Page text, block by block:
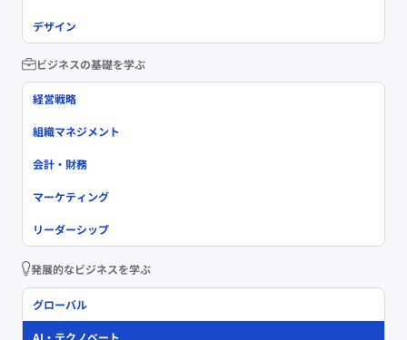
デザイン
ビジネスの基礎を学ぶ
経営戦略
組織マネジメント
会計・財務
マーケティング
リーダーシップ
発展的なビジネスを学ぶ
グローバル